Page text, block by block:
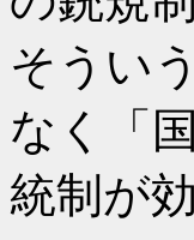
そうい
なく「
統制が